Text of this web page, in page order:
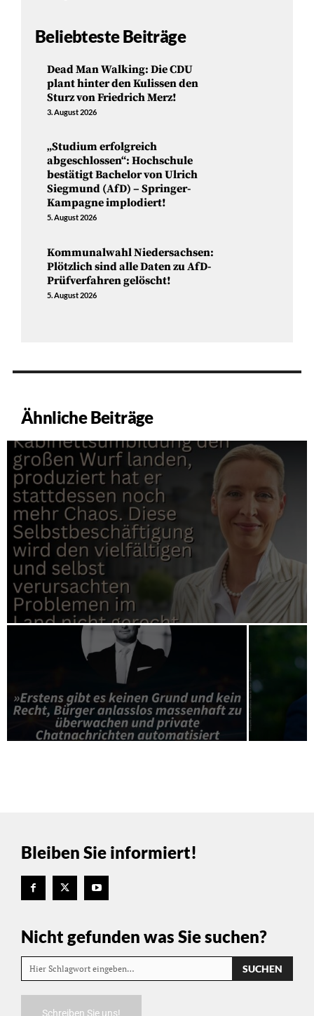
Beliebteste Beiträge
Dead Man Walking: Die CDU
plant hinter den Kulissen den
Sturz von Friedrich Merz!
3. August 2026
„Studium erfolgreich
abgeschlossen“: Hochschule
bestätigt Bachelor von Ulrich
Siegmund (AfD) – Springer-
Kampagne implodiert!
5. August 2026
Kommunalwahl Niedersachsen:
Plötzlich sind alle Daten zu AfD-
Prüfverfahren gelöscht!
5. August 2026
Ähnliche Beiträge
Bleiben Sie informiert!
Nicht gefunden was Sie suchen?
Hier Schlagwort eingeben… SUCHEN
Schreiben Sie uns!